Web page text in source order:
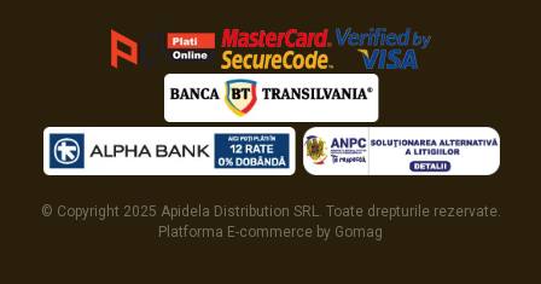
© Copyright 2025 Apidela Distribution SRL. Toate drepturile rezervate.
Platforma E-commerce by Gomag